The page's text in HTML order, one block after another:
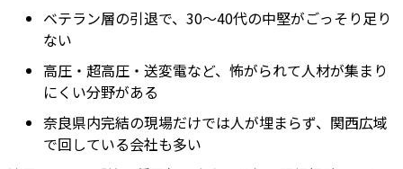
ベテラン層の引退で、30〜40代の中堅がごっそり足り
ない
高圧・超高圧・送変電など、怖がられて人材が集まり
にくい分野がある
奈良県内完結の現場だけでは人が埋まらず、関西広域
で回している会社も多い